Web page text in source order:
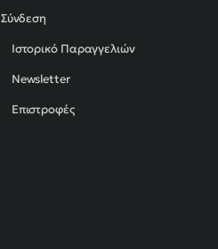
Σύνδεση
Ιστορικό Παραγγελιών
Newsletter
Επιστροφές